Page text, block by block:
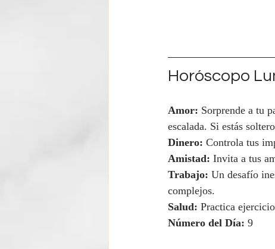
Horóscopo
Amor: Sorprende a tu
escalada. Si estás
Dinero: Controla tus
Amistad: Invita a tus
Trabajo: Un desafío
complejos.
Salud: Practica
Número del Día: 9